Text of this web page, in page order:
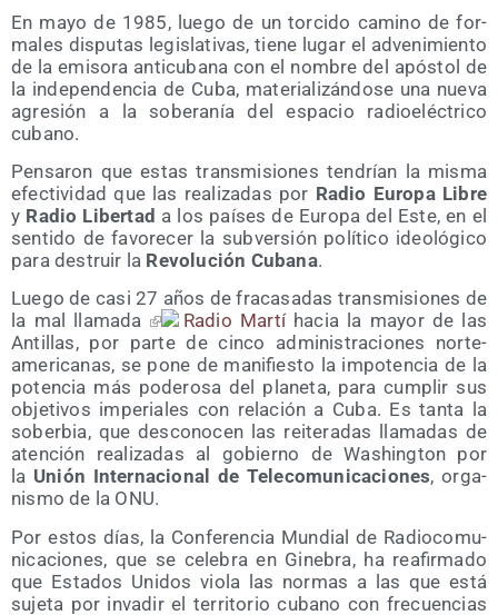
En mayo de 1985, lue­go de un tor­ci­do camino de for­
ma­les dispu­tas legis­la­ti­vas, tie­ne lugar el adve­ni­mien­to
de la emi­so­ra anti­cu­ba­na con el nom­bre del após­tol de
la inde­pen­den­cia de Cuba, mate­ria­li­zán­do­se una nue­va
agre­sión a la sobe­ra­nía del espa­cio radio­eléc­tri­co
cubano.
Pen­sa­ron que estas trans­mi­sio­nes ten­drían la mis­ma
efec­ti­vi­dad que las rea­li­za­das por Radio Euro­pa Libre
y Radio Liber­tad a los paí­ses de Euro­pa del Este, en el
sen­ti­do de favo­re­cer la sub­ver­sión polí­ti­co ideo­ló­gi­co
para des­truir la Revo­lu­ción Cuba­na.
Lue­go de casi 27 años de fra­ca­sa­das trans­mi­sio­nes de
la mal lla­ma­da
Radio Mar­tí hacia la mayor de las
Anti­llas, por par­te de cin­co admi­nis­tra­cio­nes nor­te­
ame­ri­ca­nas, se pone de mani­fies­to la impo­ten­cia de la
poten­cia más pode­ro­sa del pla­ne­ta, para cum­plir sus
obje­ti­vos impe­ria­les con rela­ción a Cuba. Es tan­ta la
sober­bia, que des­co­no­cen las reite­ra­das lla­ma­das de
aten­ción rea­li­za­das al gobierno de Washing­ton por
la Unión Inter­na­cio­nal de Tele­co­mu­ni­ca­cio­nes, orga­
nis­mo de la ONU.
Por estos días, la Con­fe­ren­cia Mun­dial de Radio­co­mu­
ni­ca­cio­nes, que se cele­bra en Gine­bra, ha reafir­ma­do
que Esta­dos Uni­dos vio­la las nor­mas a las que está
suje­ta por inva­dir el terri­to­rio cubano con fre­cuen­cias